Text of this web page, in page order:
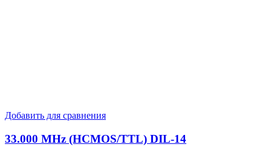
Добавить для сравнения
33.000 MHz (HCMOS/TTL) DIL-14